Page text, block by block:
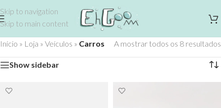
Skip to navigation
Skip to main content
Início » Loja » Veículos » Carros A mostrar todos os 8 resultados
Show sidebar